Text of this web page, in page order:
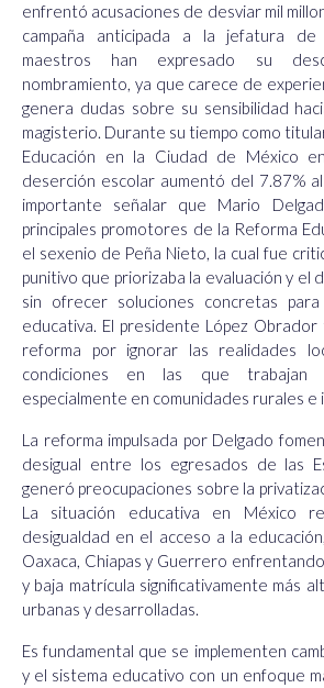
enfrentó acusaciones de desviar mil
campaña anticipada a la jefatura de
maestros han expresado su
nombramiento, ya que carece de
genera dudas sobre su sensibilidad
magisterio. Durante su tiempo como
Educación en la Ciudad de México
deserción escolar aumentó del 7.87%
importante señalar que Mario
principales promotores de la Reforma
el sexenio de Peña Nieto, la cual fue
punitivo que priorizaba la evaluación y el
sin ofrecer soluciones concretas
educativa. El presidente López
reforma por ignorar las realidades
condiciones en las que trabajan
especialmente en comunidades rurales e
La reforma impulsada por Delgado
desigual entre los egresados de las
generó preocupaciones sobre la
La situación educativa en México
desigualdad en el acceso a la
Oaxaca, Chiapas y Guerrero
y baja matrícula significativamente más
urbanas y desarrolladas.
Es fundamental que se implementen
y el sistema educativo con un enfoque